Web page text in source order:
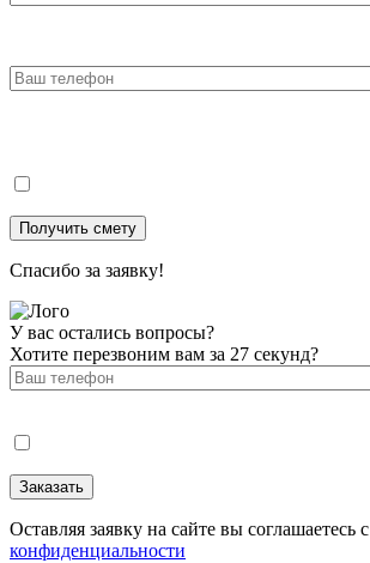
Спасибо за заявку!
У вас остались вопросы?
Хотите перезвоним вам за 27 секунд?
Оставляя заявку на сайте вы соглашаетесь с
конфиденциальности